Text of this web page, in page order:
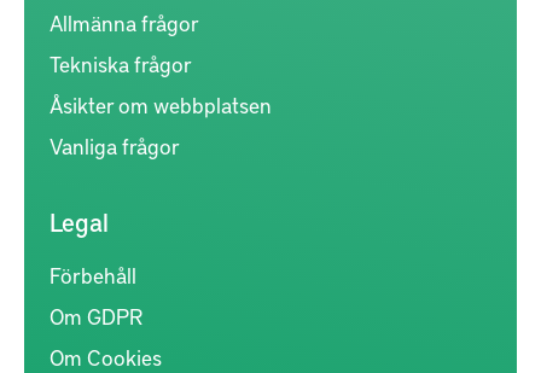
Allmänna frågor
Tekniska frågor
Åsikter om webbplatsen
Vanliga frågor
Legal
Förbehåll
Om GDPR
Om Cookies